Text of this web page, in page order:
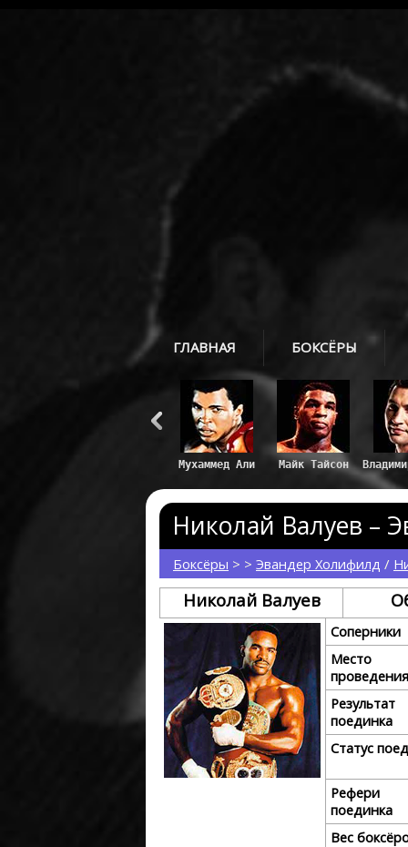
ГЛАВНАЯ БОКСЁРЫ
Николай Валуев –
Боксёры > > Эвандер Холифилд /
Николай Валуев
Соперники
Место
проведения
Результат
поединка
Статус
Рефери
поединка
Вес